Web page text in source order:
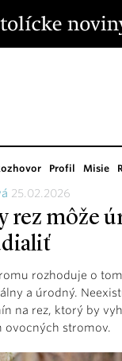
Profil Misie
25.02.2026
rez môže
rozhoduje o
a úrodný.
na rez, ktorý by
ovocných stromov.